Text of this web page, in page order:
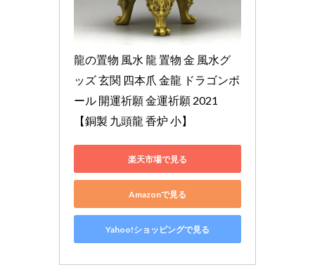
龍の置物 風水 龍 置物 金 風水グ
ッズ 玄関 四本爪 金龍 ドラゴンボ
ール 開運祈願 金運祈願 2021
【銅製 九頭龍 香炉 小】
楽天市場で見る
Amazonで見る
Yahoo!ショッピングで見る